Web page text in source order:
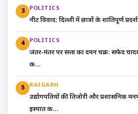
3 POLITICS
​नीट विवाद: दिल्ली में छात्रों के शांतिपूर्ण
4 POLITICS
जंतर-मंतर पर सत्ता का दमन चक्र: सफेद
क...
5 RAIGARH
उद्योगपतियों की तिजोरी और प्रशासनिक
इस्पात क...